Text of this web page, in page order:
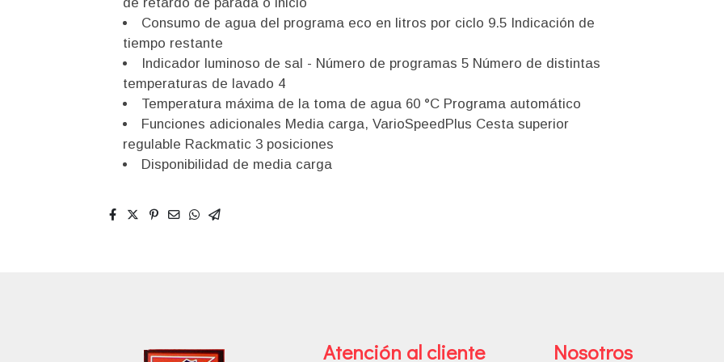
Consumo de agua del programa eco en litros por ciclo 9.5 Indicación de
tiempo restante
Indicador luminoso de sal - Número de programas 5 Número de distintas
temperaturas de lavado 4
Temperatura máxima de la toma de agua 60 °C Programa automático
Funciones adicionales Media carga, VarioSpeedPlus Cesta superior
regulable Rackmatic 3 posiciones
Disponibilidad de media carga
Atención al cliente Nosotros